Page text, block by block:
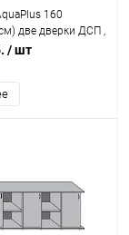
160
две дверки ДСП ,
собранная,
модели
П540
/ шт